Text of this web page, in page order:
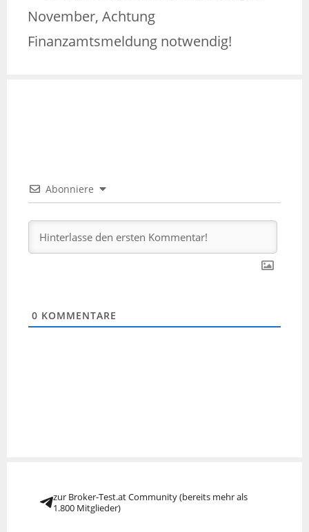
November, Achtung
Finanzamtsmeldung notwendig!
Abonniere
0 KOMMENTARE
zur Broker-Test.at Community (bereits mehr als
1.800 Mitglieder)